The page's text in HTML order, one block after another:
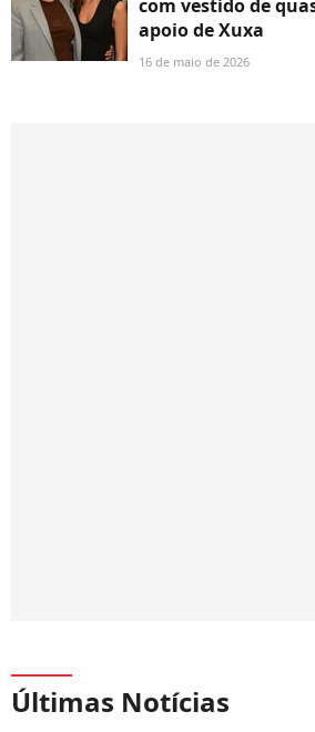
com vestido de
apoio de Xuxa
16 de maio de 2026
Últimas Notícias